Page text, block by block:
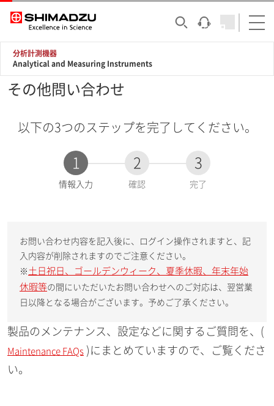
分析計測機器
Analytical and Measuring Instruments
その他問い合わせ
以下の3つのステップを完了してください。
1
現
情報入力
2
確認
3
完了
お問い合わせ内容を記入後に、ログイン操作されますと、記
入内容が削除されますのでご注意ください。
※ 土日祝日、ゴールデンウィーク、夏季休暇、年末年始
休暇等の間にいただいたお問い合わせへのご対応は、翌営業
日以降となる場合がございます。予めご了承ください。
製品のメンテナンス、設定などに関するご質問を、(
Maintenance FAQs )にまとめていますので、ご覧くださ
い。